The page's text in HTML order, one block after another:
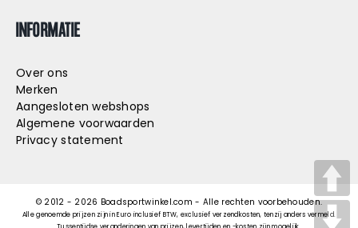
INFORMATIE
Over ons
Merken
Aangesloten webshops
Algemene voorwaarden
Privacy statement
© 2012 - 2026 Boadsportwinkel.com - Alle rechten voorbehouden.
Alle genoemde prijzen zijn in Euro inclusief BTW, exclusief verzendkosten, tenzij anders vermeld.